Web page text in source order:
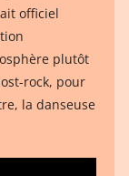
officiel
plutôt
rock, pour
la danseuse